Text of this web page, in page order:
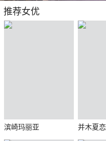
推荐女优
滨崎玛丽亚 并木夏恋